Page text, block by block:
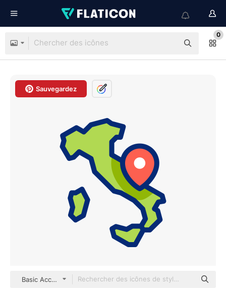
0
Sauvegardez
Basic Accent Lineal Color